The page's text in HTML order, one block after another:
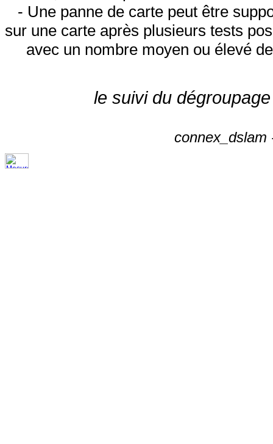
- Une panne de carte peut être
sur une carte après plusieurs tests
avec un nombre moyen ou élevé
le suivi du
connex_dslam